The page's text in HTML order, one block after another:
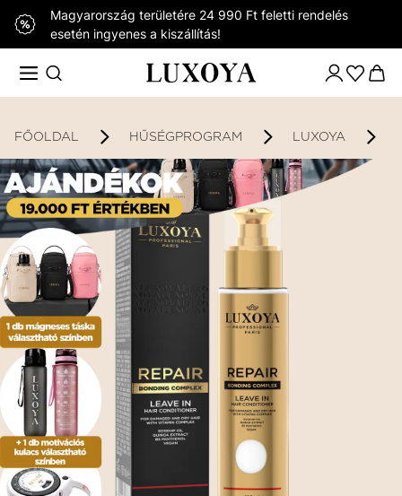
Magyarország területére 24 990 Ft feletti rendelés
esetén ingyenes a kiszállítás!
FŐOLDAL HŰSÉGPROGRAM LUXOYA